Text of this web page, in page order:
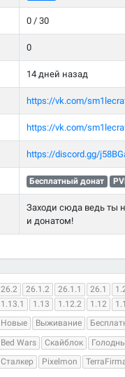
0 / 30
0
14 дней назад
https://vk.com/
https://vk.com/
https://discord.gg/
Бесплатный донат
Заходи сюда ведь ты
и донатом!
26.2 26.1.2 26.1.1 26.1
1.13.1
1.13 1.12.2 1.12
Новые Выживание
Bed Wars Скайблок
Сталкер Pixelmon